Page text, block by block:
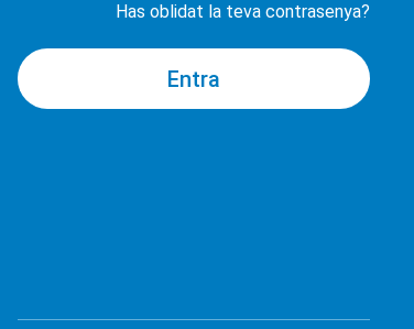
Has oblidat la teva contrasenya?